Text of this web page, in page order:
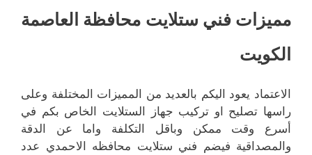
مميزات فني ستلايت محافظة العاصمة
الكويت
الاعتماد يعود اليكم بالعديد من المميزات المختلفة وعلى
راسها تصليح او تركيب جهاز الستلايت الخاص بكم في
أسرع وقت ممكن وباقل التكلفة واما عن الدقة
والمصداقية فيضم فني ستلايت محافظه الاحمدي عدد